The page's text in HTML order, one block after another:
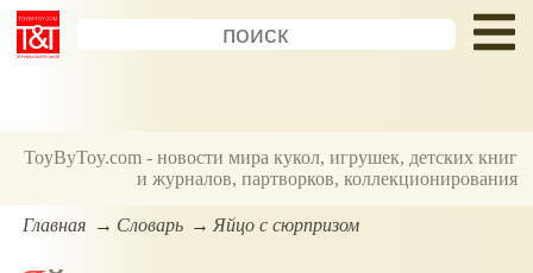
ToyByToy.com - новости мира кукол, игрушек, детских книг
и журналов, партворков, коллекционирования
Главная Словарь Яйцо с сюрпризом